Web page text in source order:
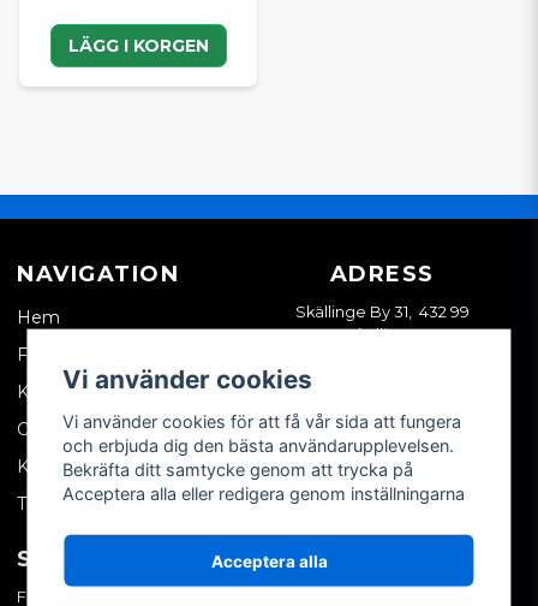
LÄGG I KORGEN
NAVIGATION
Hem
Företagskund
Kontakta oss
Om oss
Köpvillkor
Tips & trix
ADRESS
Skällinge By 31, 432 99
Skällinge
SOCIALA MEDIER
Facebook
MITT KONTO
Vi använder cookies
Vi använder cookies för att få vår sida att fungera
och erbjuda dig den bästa användarupplevelsen.
Bekräfta ditt samtycke genom att trycka på
Acceptera alla eller redigera genom inställningarna
Acceptera alla